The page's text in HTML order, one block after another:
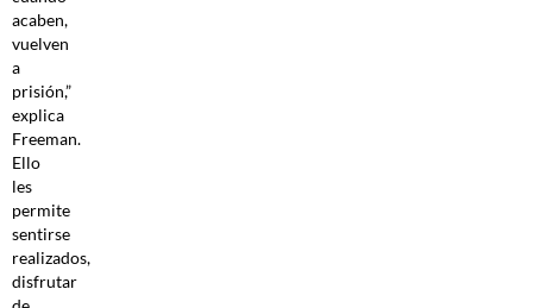
acaben,
vuelven
a
prisión,”
explica
Freeman.
Ello
les
permite
sentirse
realizados,
disfrutar